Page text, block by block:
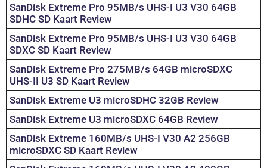
SanDisk Extreme Pro 95MB/s UHS-I U3 V30 64GB
SDHC SD Kaart Review
SanDisk Extreme Pro 95MB/s UHS-I U3 V30 64GB
SDXC SD Kaart Review
SanDisk Extreme Pro 275MB/s 64GB microSDXC
UHS-II U3 SD Kaart Review
SanDisk Extreme U3 microSDHC 32GB Review
SanDisk Extreme U3 microSDXC 64GB Review
SanDisk Extreme 160MB/s UHS-I V30 A2 256GB
microSDXC SD Kaart Review